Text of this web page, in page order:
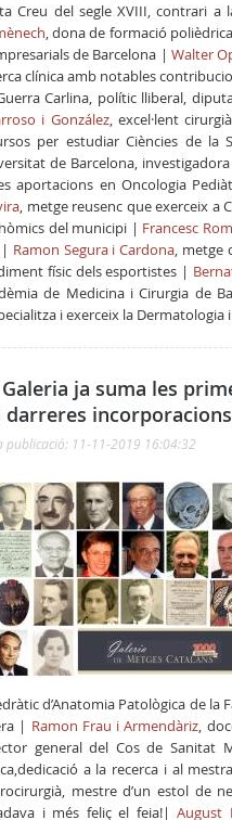
Creu del segle XVIII, contrari a
, dona de formació
de Barcelona | Walter
clínica amb notables
Carlina, polític lliberal,
i González, excel·lent
per estudiar Ciències de la
de Barcelona,
aportacions en Oncologia
, metge reusenc que exerceix a
del municipi | Francesc
Ramon Segura i Cardona, metge
físic dels esportistes |
de Medicina i Cirurgia de
i exerceix la Dermatologia
Galeria ja suma les
darreres
publicació: 11-11-2019 16:04:32
d’Anatomia Patològica de
| Ramon Frau i Armendàriz,
general del Cos de Sanitat
a la recerca i al
mestre d’un estol de
i més feliç el feia!|August